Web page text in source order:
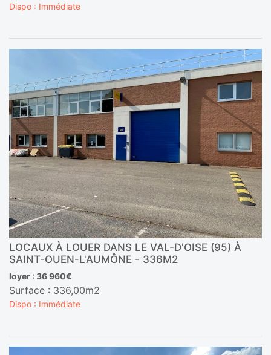
Dispo : Immédiate
LOCAUX À LOUER DANS LE VAL-D'OISE (95) À
SAINT-OUEN-L'AUMÔNE - 336M2
loyer : 36 960€
Surface : 336,00m2
Dispo : Immédiate